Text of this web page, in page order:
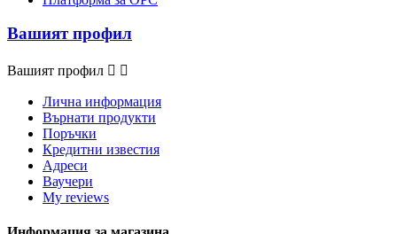
Вашият профил
Вашият профил  
Лична информация
Върнати продукти
Поръчки
Кредитни известия
Адреси
Ваучери
My reviews